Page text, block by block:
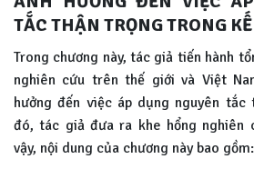
TẮC THẬN TRỌNG TRONG
Trong chương này, tác giả tiến hành
nghiên cứu trên thế giới và Việt
hưởng đến việc áp dụng nguyên tắc
đó, tác giả đưa ra khe hổng nghiên
vậy, nội dung của chương này bao gồm: